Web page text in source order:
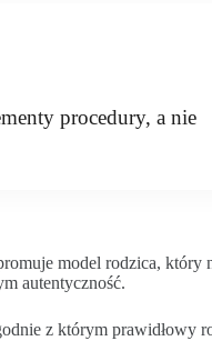
procedury, a nie
model rodzica, który
autentyczność.
z którym prawidłowy